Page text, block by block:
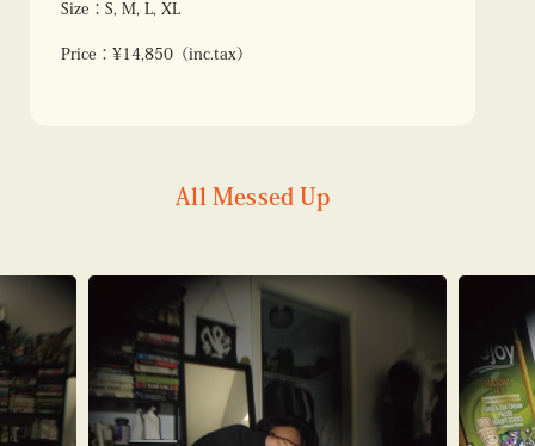
Size：S, M, L, XL
Price：¥14,850（inc.tax）
All Messed Up